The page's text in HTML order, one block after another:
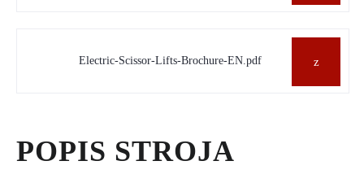
Electric-Scissor-Lifts-Brochure-EN.pdf
POPIS STROJA